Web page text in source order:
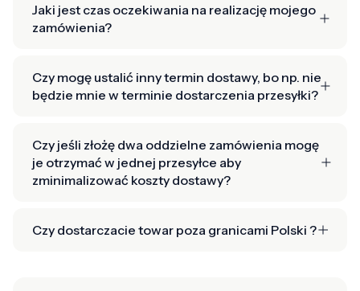
Jaki jest czas oczekiwania na realizację mojego
zamówienia?
Czy mogę ustalić inny termin dostawy, bo np. nie
będzie mnie w terminie dostarczenia przesyłki?
Czy jeśli złożę dwa oddzielne zamówienia mogę
je otrzymać w jednej przesyłce aby
zminimalizować koszty dostawy?
Czy dostarczacie towar poza granicami Polski ?